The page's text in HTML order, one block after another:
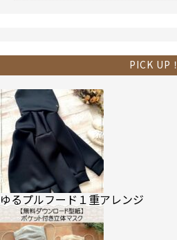
PICK UP！
ゆるプルフード１重アレンジ